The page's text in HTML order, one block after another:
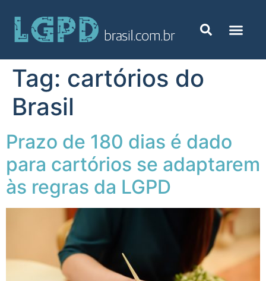
Tag: cartórios do
Brasil
Prazo de 180 dias é dado
para cartórios se adaptarem
às regras da LGPD